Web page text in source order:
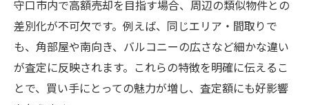
守口市内で高額売却を目指す場合、周辺の類似物件との
差別化が不可欠です。例えば、同じエリア・間取りで
も、角部屋や南向き、バルコニーの広さなど細かな違い
が査定に反映されます。これらの特徴を明確に伝えるこ
とで、買い手にとっての魅力が増し、査定額にも好影響